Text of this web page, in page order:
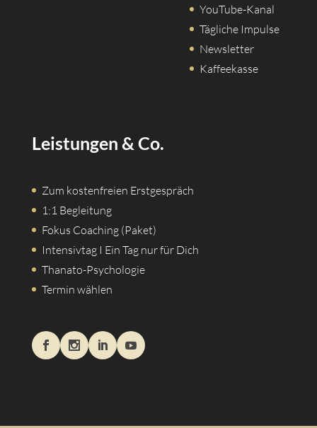
YouTube-Kanal
Tägliche Impulse
Newsletter
Kaffeekasse
Leistungen & Co.
Zum kostenfreien Erstgespräch
1:1 Begleitung
Fokus Coaching (Paket)
Intensivtag I Ein Tag nur für Dich
Thanato-Psychologie
Termin wählen